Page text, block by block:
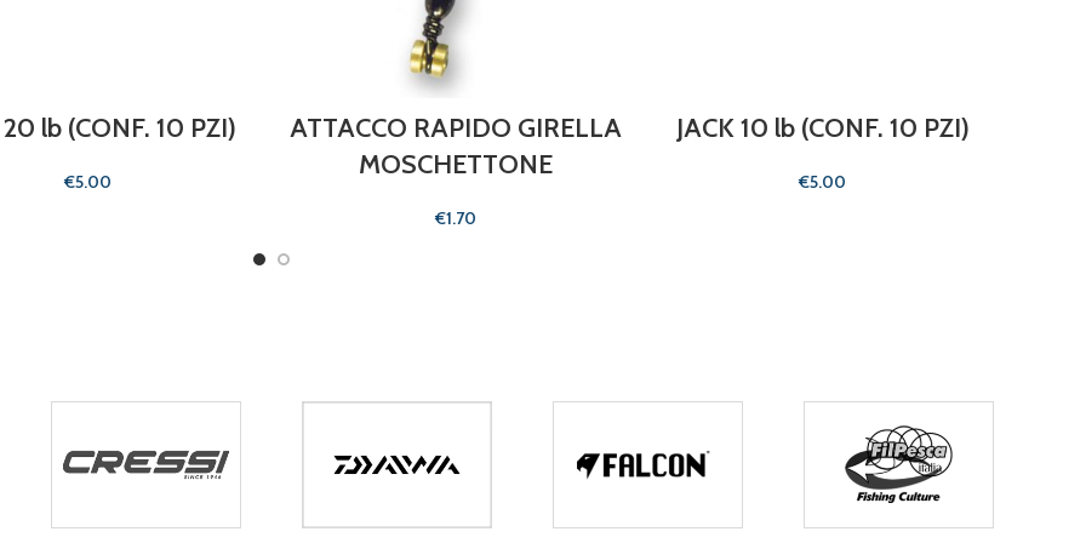
20 lb (CONF. 10 PZI)
€
ATTACCO RAPIDO GIRELLA
MOSCHETTONE
€
JACK 10 lb (CONF. 10 PZI)
€